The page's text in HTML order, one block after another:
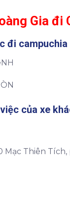
Gia đi
đi
của xe
Mạc Thiên Tích,